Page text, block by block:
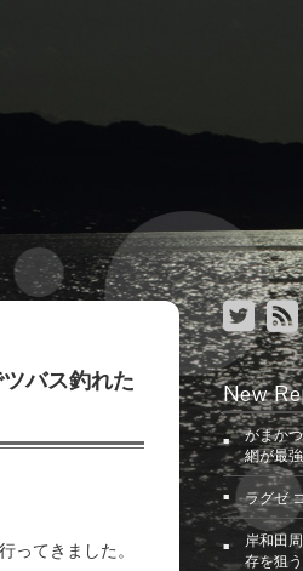
バス釣れた
ってきました。
New
がまか
網が最
ラグゼ
岸和田
存を狙